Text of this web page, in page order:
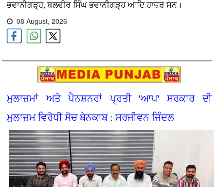
ਭਵਾਨੀਗੜ੍ਹ, ਬਲਵੀਰ ਸਿੰਘ ਭਵਾਨੀਗੜ੍ਹ ਆਦਿ ਹਾਜ਼ਰ ਸਨ।
08 August, 2026
ਮੁਲਾਜ਼ਮਾਂ ਅਤੇ ਪੈਨਸ਼ਨਰਾਂ ਪ੍ਰਤੀ 'ਆਪ' ਸਰਕਾਰ ਦੀ
ਮੁਲਾਜ਼ਮ ਵਿਰੋਧੀ ਸੋਚ ਬੇਨਕਾਬ : ਸਰਜੀਵਨ ਜਿੰਦਲ